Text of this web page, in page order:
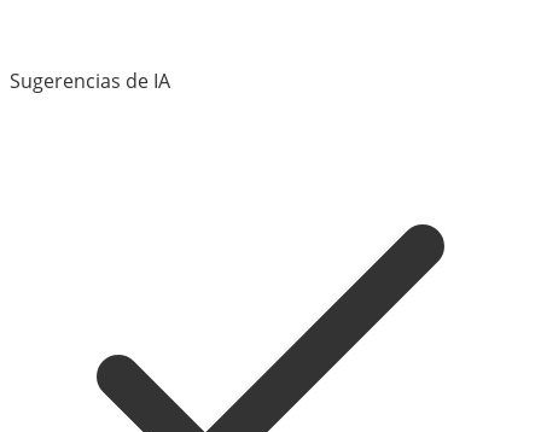
Sugerencias de IA